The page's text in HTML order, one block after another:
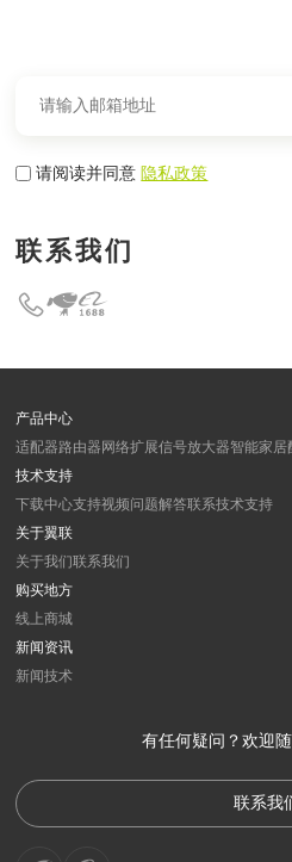
请阅读并同意隐私政策
联系我们
产品中心
适配器路由器网络扩展信号放大器智能家居
技术支持
下载中心支持视频问题解答联系技术支持
关于翼联
关于我们联系我们
购买地方
线上商城
新闻资讯
新闻技术
有任何疑问？欢迎
联系我